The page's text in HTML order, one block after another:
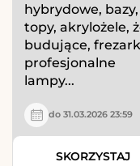
hybrydowe, bazy,
topy, akrylożele,
budujące,
profesjonalne
lampy...
do 31.03.2026 23:59
SKORZYSTAJ